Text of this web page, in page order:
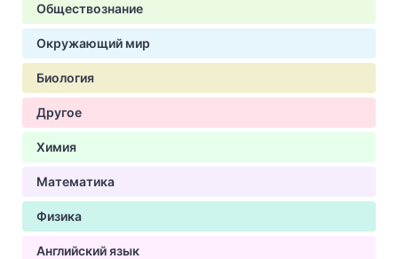
Обществознание
Окружающий мир
Биология
Другое
Химия
Математика
Физика
Английский язык